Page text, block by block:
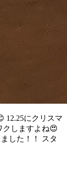
12.25にクリスマ
クしますよね😍
した！！ スタ